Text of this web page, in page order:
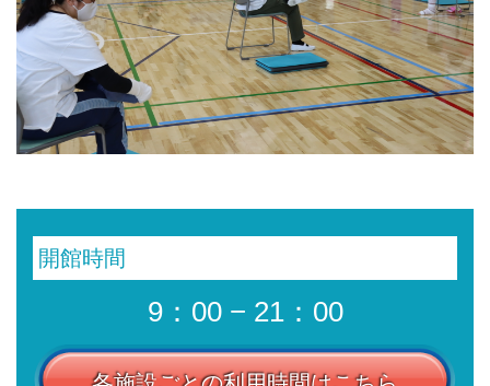
開館時間
9：00 − 21：00